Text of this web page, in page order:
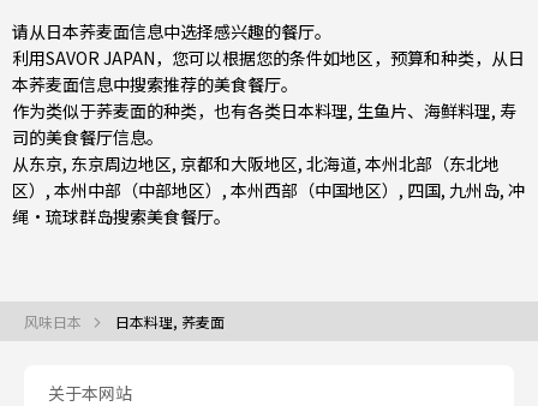
请从日本荞麦面信息中选择感兴趣的餐厅。
利用SAVOR JAPAN，您可以根据您的条件如地区，预算和种类，从日
本荞麦面信息中搜索推荐的美食餐厅。
作为类似于荞麦面的种类，也有各类日本料理, 生鱼片、海鲜料理, 寿
司的美食餐厅信息。
从东京, 东京周边地区, 京都和大阪地区, 北海道, 本州北部（东北地
区） , 本州中部（中部地区） , 本州西部（中国地区） , 四国, 九州岛, 冲
绳・琉球群岛搜索美食餐厅。
风味日本 日本料理, 荞麦面
关于本网站